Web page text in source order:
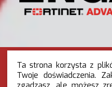
Ta strona korzysta z
Twoje doświadczenia.